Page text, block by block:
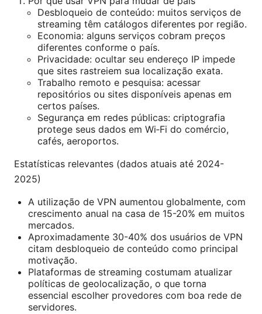
Desbloqueio de conteúdo: muitos serviços de
streaming têm catálogos diferentes por região.
Economia: alguns serviços cobram preços
diferentes conforme o país.
Privacidade: ocultar seu endereço IP impede
que sites rastreiem sua localização exata.
Trabalho remoto e pesquisa: acessar
repositórios ou sites disponíveis apenas em
certos países.
Segurança em redes públicas: criptografia
protege seus dados em Wi‑Fi do comércio,
cafés, aeroportos.
Estatísticas relevantes (dados atuais até 2024-
2025)
A utilização de VPN aumentou globalmente, com
crescimento anual na casa de 15-20% em muitos
mercados.
Aproximadamente 30-40% dos usuários de VPN
citam desbloqueio de conteúdo como principal
motivação.
Plataformas de streaming costumam atualizar
políticas de geolocalização, o que torna
essencial escolher provedores com boa rede de
servidores.